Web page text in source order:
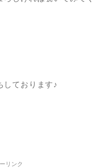
しております♪
リンク